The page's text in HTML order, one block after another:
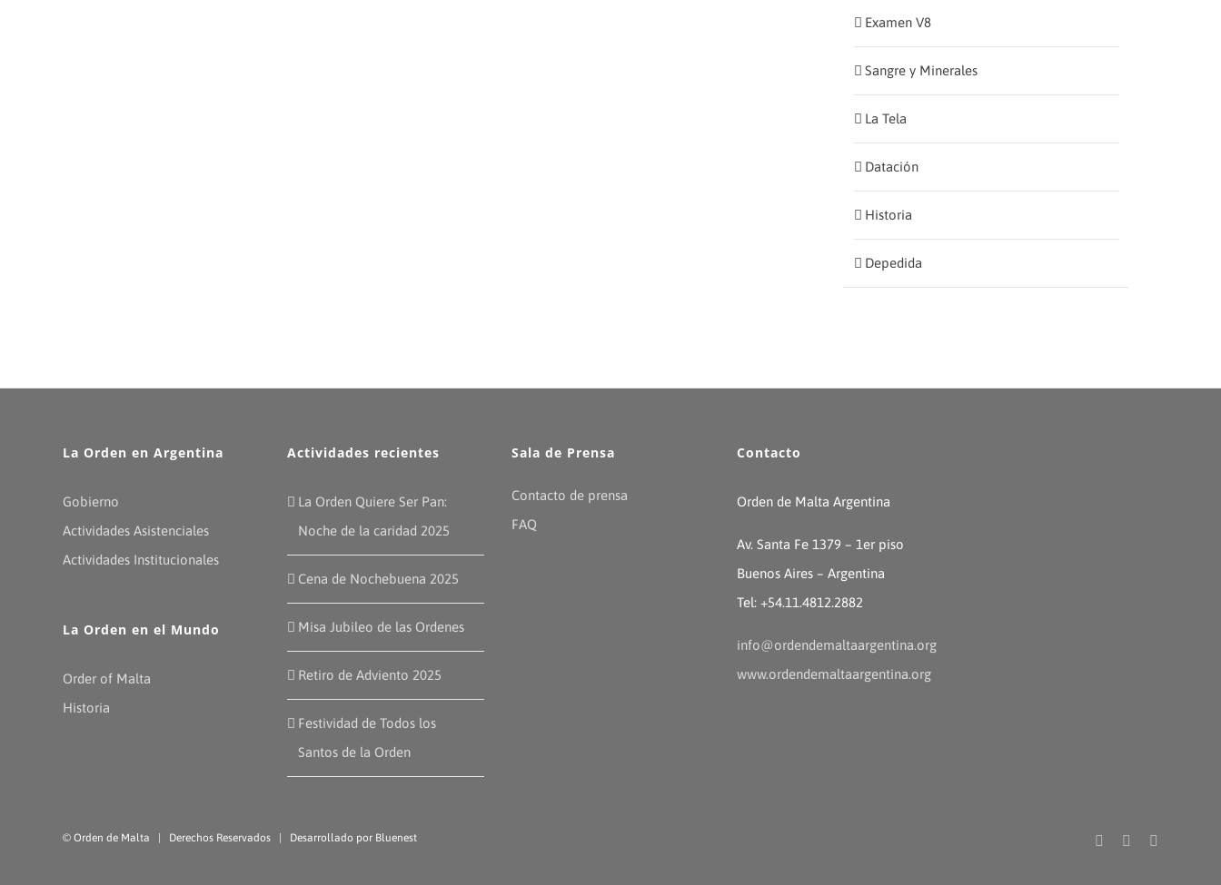
Examen V8
Sangre y Minerales
La Tela
Datación
Historia
Depedida
La Orden en Argentina
Gobierno
Actividades Asistenciales
Actividades Institucionales
La Orden en el Mundo
Order of Malta
Historia
Actividades recientes
La Orden Quiere Ser Pan:
Noche de la caridad 2025
Cena de Nochebuena 2025
Misa Jubileo de las Ordenes
Retiro de Adviento 2025
Festividad de Todos los
Santos de la Orden
Sala de Prensa
Contacto de prensa
FAQ
Contacto
Orden de Malta Argentina
Av. Santa Fe 1379 – 1er piso
Buenos Aires – Argentina
Tel: +54.11.4812.2882
info@ordendemaltaargentina.org
www.ordendemaltaargentina.org
© Orden de Malta | Derechos Reservados | Desarrollado por Bluenest FacebookInstagram